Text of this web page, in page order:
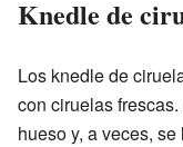
Knedle de
Los knedle de
con ciruelas
hueso y, a veces,